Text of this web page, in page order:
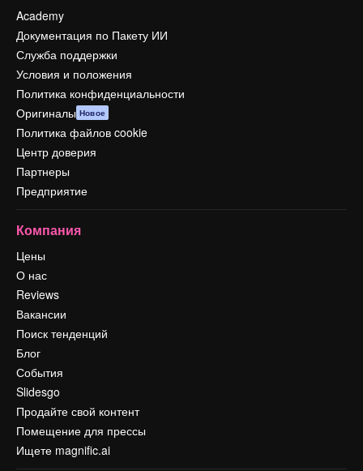
Academy
Документация по Пакету ИИ
Служба поддержки
Условия и положения
Политика конфиденциальности
Оригиналы Новое
Политика файлов cookie
Центр доверия
Партнеры
Предприятие
Компания
Цены
О нас
Reviews
Вакансии
Поиск тенденций
Блог
События
Slidesgo
Продайте свой контент
Помещение для прессы
Ищете magnific.ai